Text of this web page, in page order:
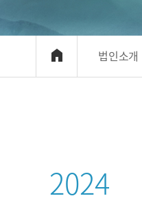
법인소개
2024